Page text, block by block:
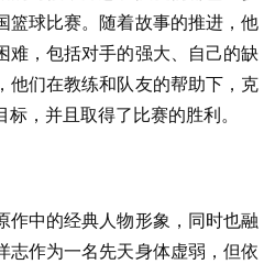
篮球比赛。随着故事的推进，他
难，包括对手的强大、自己的缺
他们在教练和队友的帮助下，克
，并且取得了比赛的胜利。
作中的经典人物形象，同时也融
志作为一名先天身体虚弱，但依